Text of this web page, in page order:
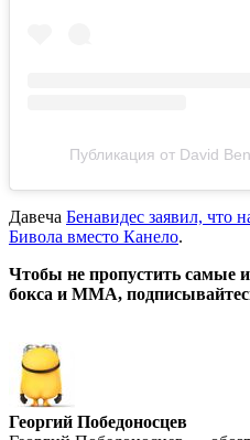
Публикация от David
Давеча Бенавидес заявил, что
Бивола вместо Канело.
Чтобы не пропустить самые
бокса и ММА,
Георгий Победоносцев